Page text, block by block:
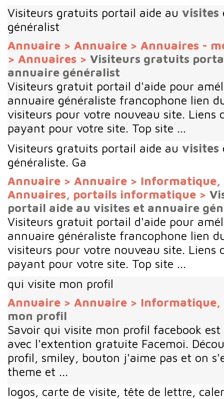
Visiteurs gratuits portail aide au visites
généralist
Annuaire > Annuaire > Annuaires -
> Annuaires > Visiteurs gratuits
annuaire généralist
Visiteurs gratuit portail d'aide pour
annuaire généraliste francophone lien
visiteurs pour votre nouveau site. Liens
payant pour votre site. Top site ...
Visiteurs gratuits portail aide au visites
généraliste. Ga
Annuaire > Annuaire > Informatique,
Annuaires, portails informatique >
portail aide au visites et annuaire
Visiteurs gratuit portail d'aide pour
annuaire généraliste francophone lien
visiteurs pour votre nouveau site. Liens
payant pour votre site. Top site ...
qui visite mon profil
Annuaire > Annuaire > Informatique,
mon profil
Savoir qui visite mon profil facebook est
avec l'extention gratuite Facemoi.
profil, smiley, bouton j'aime pas et on
theme et ...
logos, carte de visite, tête de lettre,